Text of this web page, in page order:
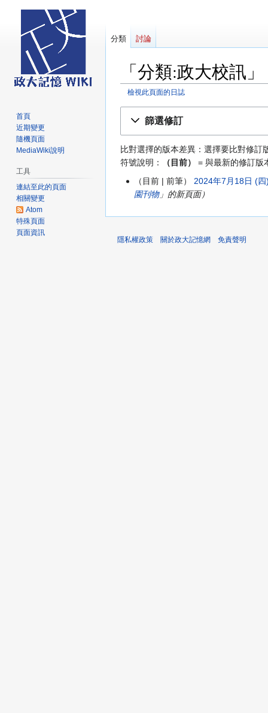
「分類:政大校訊
檢視此頁面的日誌
覽
尋
篩選修訂
比對選擇的版本差異：選擇要比對修
符號說明：
（目前） = 與最新的修訂版
2024
18
目前 前筆
2024年7月18日 (
園刊物」的新頁面
分類 討論
首頁
近期變更
隨機頁面
MediaWiki說明
工具
連結至此的頁面
相關變更
Atom
特殊頁面
頁面資訊
隱私權政策
關於政大記憶網 免責聲明